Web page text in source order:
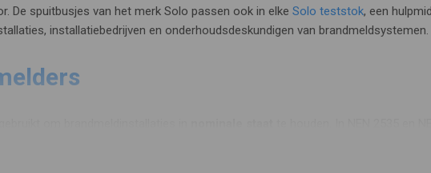
De spuitbusjes van het merk Solo passen ook in elke Solo teststok, een
installatiebedrijven en onderhoudsdeskundigen van brandmeldsystemen.
Het is niet aan te bevelen om dit met echte rook, bijvoorbeeld van een
wordt.